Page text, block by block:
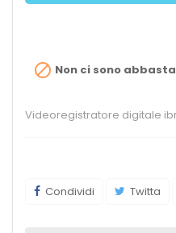
 Non ci sono
Videoregistratore digitale
Condividi Twitta